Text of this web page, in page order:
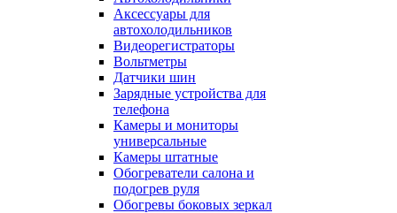
Аксессуары для
автохолодильников
Видеорегистраторы
Вольтметры
Датчики шин
Зарядные устройства для
телефона
Камеры и мониторы
универсальные
Камеры штатные
Обогреватели салона и
подогрев руля
Обогревы боковых зеркал